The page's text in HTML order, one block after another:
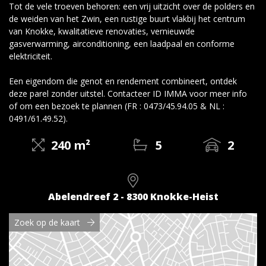
Tot de vele troeven behoren: een vrij uitzicht over de polders en
de weiden van het Zwin, een rustige buurt vlakbij het centrum
van Knokke, kwalitatieve renovaties, vernieuwde
gasverwarming, airconditioning, een laadpaal en conforme
elektriciteit.
Een eigendom die genot en rendement combineert, ontdek
deze parel zonder uitstel. Contacteer ID IMMA voor meer info
of om een bezoek te plannen (FR : 0473/45.94.05 & NL :
0491/61.49.52).
240 m² 5 2
Abelendreef 2 - 8300 Knokke-Heist
Zoek op de kaart